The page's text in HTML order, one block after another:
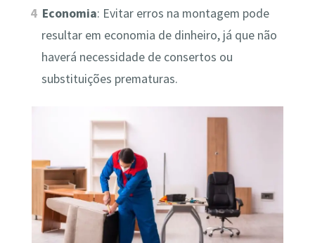
Economia: Evitar erros na montagem pode
resultar em economia de dinheiro, já que não
haverá necessidade de consertos ou
substituições prematuras.